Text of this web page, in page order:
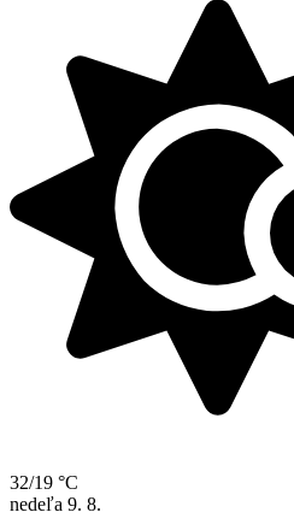
32/19 °C
nedeľa 9. 8.